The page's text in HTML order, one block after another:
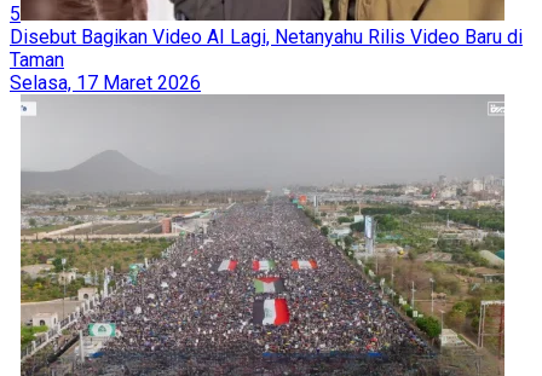
5
Disebut Bagikan Video AI Lagi, Netanyahu Rilis Video Baru di
Taman
Selasa, 17 Maret 2026